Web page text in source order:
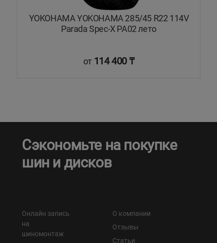
YOKOHAMA YOKOHAMA 285/45 R22 114V
Parada Spec-X PA02 лето
от 114 400 ₸
Сэкономьте на покупке
шин и дисков
Онлайн запись
на
шиномонтаж
О компании
Отзывы
Статьи